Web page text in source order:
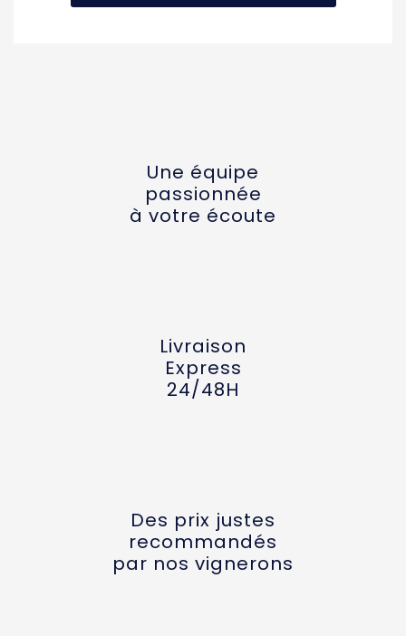
Une équipe
passionnée
à votre écoute
Livraison
Express
24/48H
Des prix justes
recommandés
par nos vignerons